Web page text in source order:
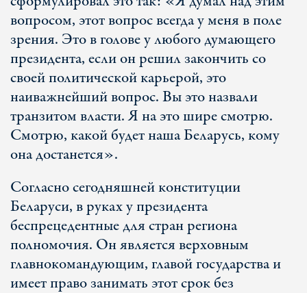
вопросом, этот вопрос всегда у меня в поле
зрения. Это в голове у любого думающего
президента, если он решил закончить со
своей политической карьерой, это
наиважнейший вопрос. Вы это назвали
транзитом власти. Я на это шире смотрю.
Смотрю, какой будет наша Беларусь, кому
она достанется».
Согласно сегодняшней конституции
Беларуси, в руках у президента
беспрецедентные для стран региона
полномочия. Он является верховным
главнокомандующим, главой государства и
имеет право занимать этот срок без